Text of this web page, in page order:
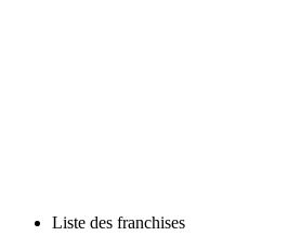
Liste des franchises